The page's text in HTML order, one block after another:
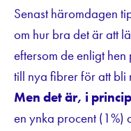
Senast häromdagen
om hur bra det är att
eftersom de enligt
till nya fibrer för att
Men det är, i
en ynka procent (1%)